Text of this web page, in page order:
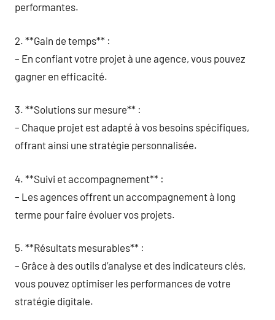
performantes.
2. **Gain de temps** :
– En confiant votre projet à une agence, vous pouvez
gagner en efficacité.
3. **Solutions sur mesure** :
– Chaque projet est adapté à vos besoins spécifiques,
offrant ainsi une stratégie personnalisée.
4. **Suivi et accompagnement** :
– Les agences offrent un accompagnement à long
terme pour faire évoluer vos projets.
5. **Résultats mesurables** :
– Grâce à des outils d’analyse et des indicateurs clés,
vous pouvez optimiser les performances de votre
stratégie digitale.